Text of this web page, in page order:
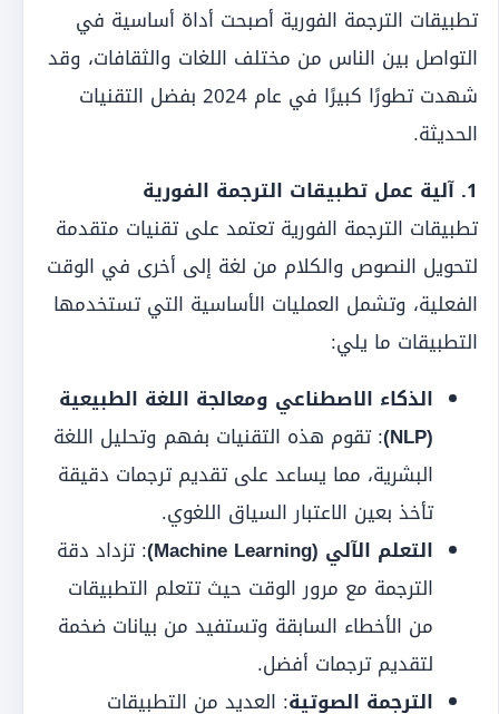
تطبيقات الترجمة الفورية أصبحت أداة أساسية في
التواصل بين الناس من مختلف اللغات والثقافات، وقد
شهدت تطورًا كبيرًا في عام 2024 بفضل التقنيات
الحديثة.
1. آلية عمل تطبيقات الترجمة الفورية
تطبيقات الترجمة الفورية تعتمد على تقنيات متقدمة
لتحويل النصوص والكلام من لغة إلى أخرى في الوقت
الفعلية، وتشمل العمليات الأساسية التي تستخدمها
التطبيقات ما يلي:
الذكاء الاصطناعي ومعالجة اللغة الطبيعية
(NLP)
: تقوم هذه التقنيات بفهم وتحليل اللغة
البشرية، مما يساعد على تقديم ترجمات دقيقة
تأخذ بعين الاعتبار السياق اللغوي.
التعلم الآلي (Machine Learning)
: تزداد دقة
الترجمة مع مرور الوقت حيث تتعلم التطبيقات
من الأخطاء السابقة وتستفيد من بيانات ضخمة
لتقديم ترجمات أفضل.
الترجمة الصوتية: العديد من التطبيقات